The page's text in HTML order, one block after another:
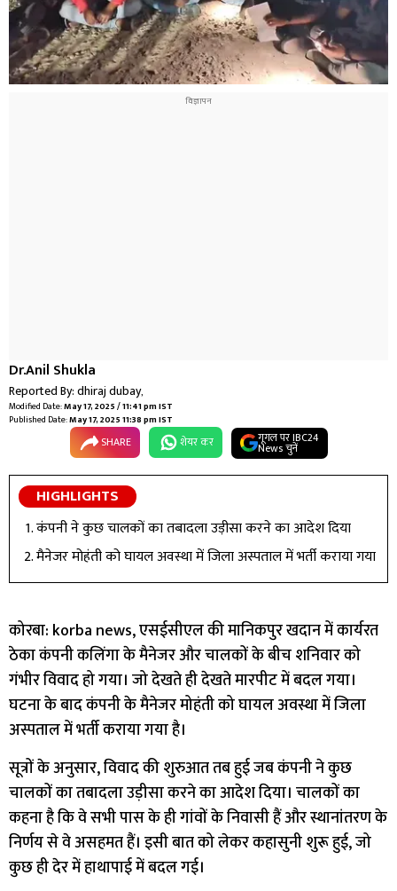
Dr.Anil Shukla
Reported By:dhiraj dubay,
Modified Date:May 17, 2025 / 11:41 pm IST
Published Date:May 17, 2025 11:38 pm IST
SHARE शेयर कर गूगल पर IBC24
News चुनें
HIGHLIGHTS
कंपनी ने कुछ चालकों का तबादला उड़ीसा करने का आदेश दिया
मैनेजर मोहंती को घायल अवस्था में जिला अस्पताल में भर्ती कराया गया
कोरबा: korba news, एसईसीएल की मानिकपुर खदान में कार्यरत
ठेका कंपनी कलिंगा के मैनेजर और चालकों के बीच शनिवार को
गंभीर विवाद हो गया। जो देखते ही देखते मारपीट में बदल गया।
घटना के बाद कंपनी के मैनेजर मोहंती को घायल अवस्था में जिला
अस्पताल में भर्ती कराया गया है।
सूत्रों के अनुसार, विवाद की शुरुआत तब हुई जब कंपनी ने कुछ
चालकों का तबादला उड़ीसा करने का आदेश दिया। चालकों का
कहना है कि वे सभी पास के ही गांवों के निवासी हैं और स्थानांतरण के
निर्णय से वे असहमत हैं। इसी बात को लेकर कहासुनी शुरू हुई, जो
कुछ ही देर में हाथापाई में बदल गई।